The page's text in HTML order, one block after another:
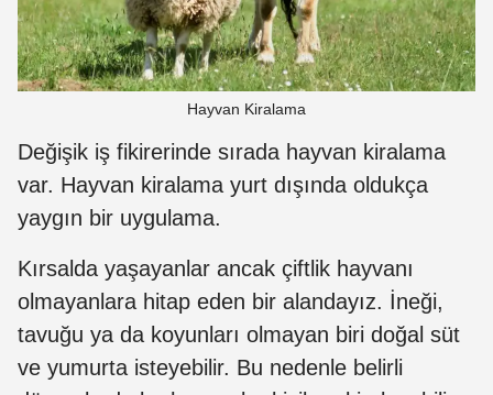
Hayvan Kiralama
Değişik iş fikirerinde sırada hayvan kiralama
var. Hayvan kiralama yurt dışında oldukça
yaygın bir uygulama.
Kırsalda yaşayanlar ancak çiftlik hayvanı
olmayanlara hitap eden bir alandayız. İneği,
tavuğu ya da koyunları olmayan biri doğal süt
ve yumurta isteyebilir. Bu nedenle belirli